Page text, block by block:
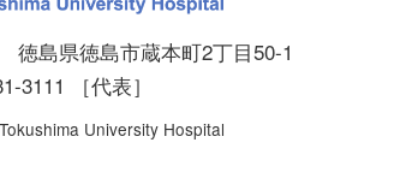
徳島県徳島市蔵本町2丁目50-1
3111 ［代表］
University Hospital